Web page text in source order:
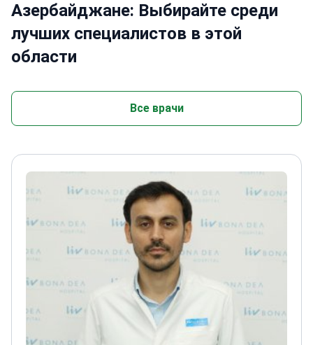
Азербайджане: Выбирайте среди
лучших специалистов в этой
области
Все врачи